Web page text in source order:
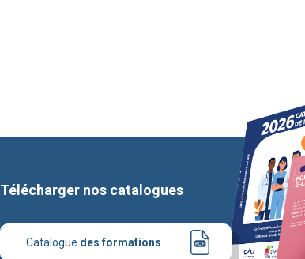
Télécharger nos catalogues
Catalogue des formations